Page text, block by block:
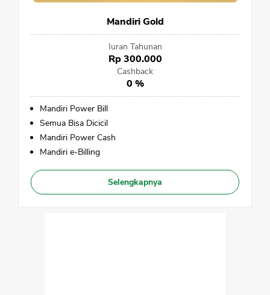
Mandiri Gold
Iuran Tahunan
Rp 300.000
Cashback
0 %
Mandiri Power Bill
Semua Bisa Dicicil
Mandiri Power Cash
Mandiri e-Billing
Selengkapnya